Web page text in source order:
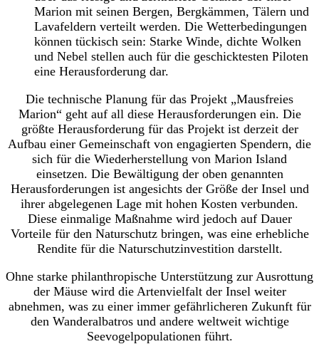
Marion mit seinen Bergen, Bergkämmen, Tälern und
Lavafeldern verteilt werden. Die Wetterbedingungen
können tückisch sein: Starke Winde, dichte Wolken
und Nebel stellen auch für die geschicktesten Piloten
eine Herausforderung dar.
Die technische Planung für das Projekt „Mausfreies
Marion“ geht auf all diese Herausforderungen ein. Die
größte Herausforderung für das Projekt ist derzeit der
Aufbau einer Gemeinschaft von engagierten Spendern, die
sich für die Wiederherstellung von Marion Island
einsetzen. Die Bewältigung der oben genannten
Herausforderungen ist angesichts der Größe der Insel und
ihrer abgelegenen Lage mit hohen Kosten verbunden.
Diese einmalige Maßnahme wird jedoch auf Dauer
Vorteile für den Naturschutz bringen, was eine erhebliche
Rendite für die Naturschutzinvestition darstellt.
Ohne starke philanthropische Unterstützung zur Ausrottung
der Mäuse wird die Artenvielfalt der Insel weiter
abnehmen, was zu einer immer gefährlicheren Zukunft für
den Wanderalbatros und andere weltweit wichtige
Seevogelpopulationen führt.